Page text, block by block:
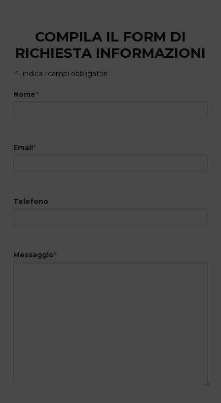
COMPILA IL FORM DI
RICHIESTA INFORMAZIONI
"*" indica i campi obbligatori
Nome*
Email*
Telefono
Messaggio*